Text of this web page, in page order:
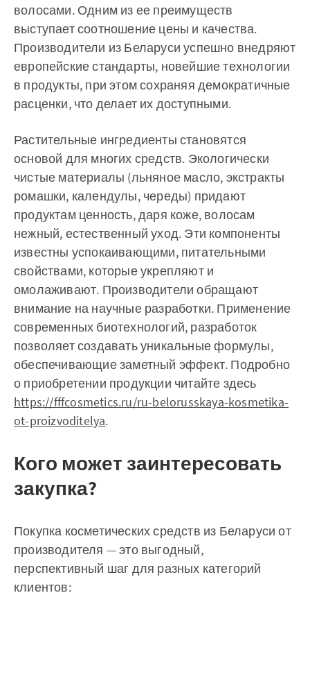
волосами. Одним из ее преимуществ
выступает соотношение цены и качества.
Производители из Беларуси успешно внедряют
европейские стандарты, новейшие технологии
в продукты, при этом сохраняя демократичные
расценки, что делает их доступными.
Растительные ингредиенты становятся
основой для многих средств. Экологически
чистые материалы (льняное масло, экстракты
ромашки, календулы, череды) придают
продуктам ценность, даря коже, волосам
нежный, естественный уход. Эти компоненты
известны успокаивающими, питательными
свойствами, которые укрепляют и
омолаживают. Производители обращают
внимание на научные разработки. Применение
современных биотехнологий, разработок
позволяет создавать уникальные формулы,
обеспечивающие заметный эффект. Подробно
о приобретении продукции читайте здесь
https://fffcosmetics.ru/ru-belorusskaya-kosmetika-
ot-proizvoditelya.
Кого может заинтересовать
закупка?
Покупка косметических средств из Беларуси от
производителя — это выгодный,
перспективный шаг для разных категорий
клиентов: